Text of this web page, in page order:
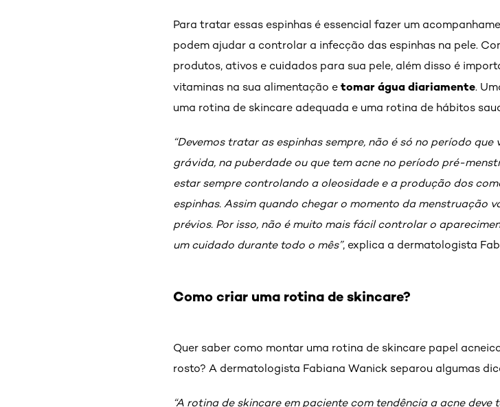
Para tratar essas espinhas é essencial fazer um
podem ajudar a controlar a infecção das espinhas na pele.
produtos, ativos e cuidados para sua pele, além disso é
vitaminas na sua alimentação e tomar água diariamente.
uma rotina de skincare adequada e uma rotina de hábitos
“Devemos tratar as espinhas sempre, não é só no período
grávida, na puberdade ou que tem acne no período pré-
estar sempre controlando a oleosidade e a produção dos
espinhas. Assim quando chegar o momento da menstruação
prévios. Por isso, não é muito mais fácil controlar o
um cuidado durante todo o mês”, explica a dermatologista
Como criar uma rotina de skincare?
Quer saber como montar uma rotina de skincare papel
rosto? A dermatologista Fabiana Wanick separou algumas
“A rotina de skincare em paciente com tendência a acne